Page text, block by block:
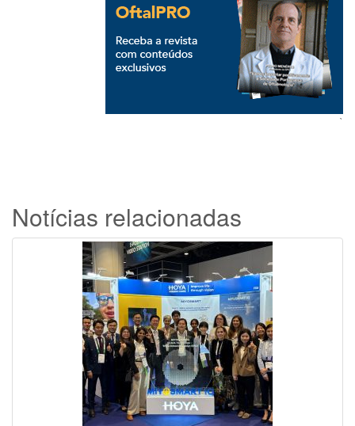
`
Notícias relacionadas